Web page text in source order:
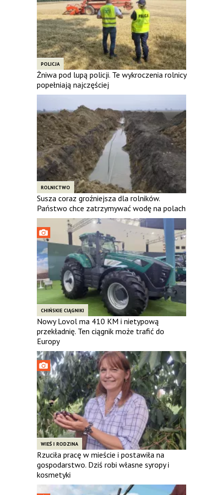
POLICJA
Żniwa pod lupą policji. Te wykroczenia rolnicy
popełniają najczęściej
ROLNICTWO
Susza coraz groźniejsza dla rolników.
Państwo chce zatrzymywać wodę na polach
CHIŃSKIE CIĄGNIKI
Nowy Lovol ma 410 KM i nietypową
przekładnię. Ten ciągnik może trafić do
Europy
WIEŚ I RODZINA
Rzuciła pracę w mieście i postawiła na
gospodarstwo. Dziś robi własne syropy i
kosmetyki